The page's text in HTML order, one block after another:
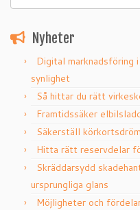
Nyheter
Digital marknadsföring
synlighet
Så hittar du rätt
Framtidssäker
Säkerställ
Hitta rätt reservdelar
Skräddarsydd
ursprungliga glans
Möjligheter och